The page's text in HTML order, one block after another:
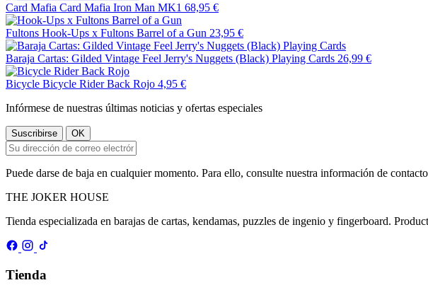
Card Mafia Card Mafia Iron Man MK1 68,95 €
Fultons Hook-Ups x Fultons Barrel of a Gun 23,95 €
Baraja Cartas: Gilded Vintage Feel Jerry's Nuggets (Black) Playing Cards 26,99 €
Bicycle Bicycle Rider Back Rojo 4,95 €
Infórmese de nuestras últimas noticias y ofertas especiales
Puede darse de baja en cualquier momento. Para ello, consulte nuestra información de
THE JOKER HOUSE
Tienda especializada en barajas de cartas, kendamas, puzzles de ingenio y fingerboard.
Tienda